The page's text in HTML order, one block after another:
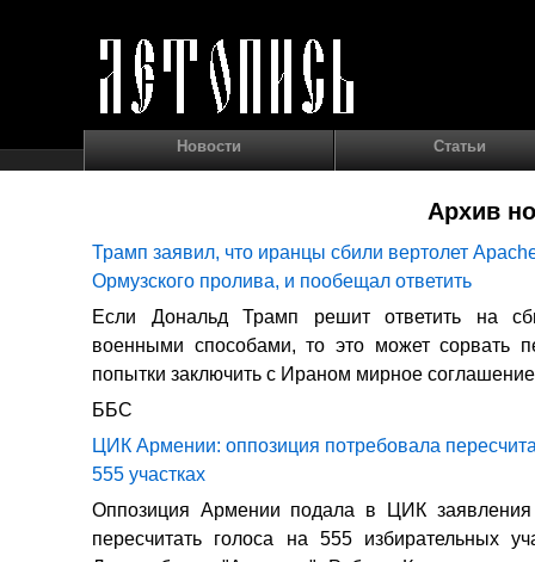
Новости Статьи
Архив
Трамп заявил, что иранцы сбили вертолет
Ормузского пролива, и пообещал ответить
Если Дональд Трамп решит ответить на
военными способами, то это может сорвать
попытки заключить с Ираном мирное
ББС
ЦИК Армении: оппозиция потребовала
555 участках
Оппозиция Армении подала в ЦИК
пересчитать голоса на 555 избирательных